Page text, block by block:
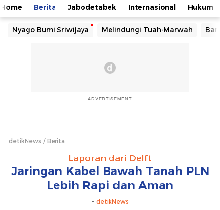
Home Berita Jabodetabek Internasional Hukum
Nyago Bumi Sriwijaya Melindungi Tuah-Marwah
ADVERTISEMENT
detikNews Berita
Laporan dari Delft
Jaringan Kabel Bawah Tanah PLN
Lebih Rapi dan Aman
- detikNews